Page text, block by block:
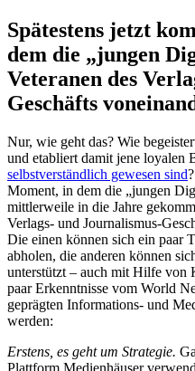
Spätestens jetzt
dem die „jungen
Veteranen des
Geschäfts
Nur, wie geht das? Wie
und etabliert damit jene loyalen
selbstverständlich gewesen sind
Moment, in dem die „jungen
mittlerweile in die Jahre
Verlags- und Journalismus-
Die einen können sich ein paar
abholen, die anderen können
unterstützt – auch mit Hilfe von
paar Erkenntnisse vom World
geprägten Informations- und
werden:
Erstens, es geht um Strategie.
Plattform Medienhäuser